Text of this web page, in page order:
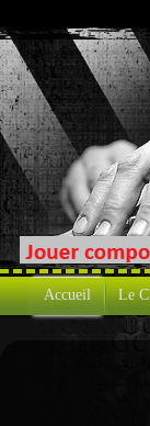
Accueil Le